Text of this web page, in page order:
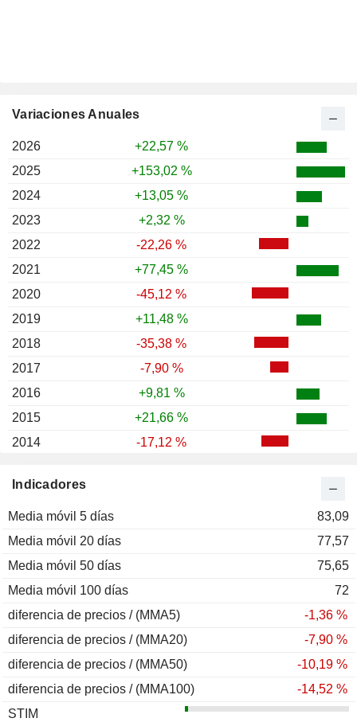
Indicadores
Media móvil 5 días
83,09
Media móvil 20 días
77,57
Media móvil 50 días
75,65
Media móvil 100 días
72
diferencia de precios / (MMA5)
-1,36 %
diferencia de precios / (MMA20)
-7,90 %
diferencia de precios / (MMA50)
-10,19 %
diferencia de precios / (MMA100)
-14,52 %
STIM
Variaciones Anuales
2026
+22,57 %
2025
+153,02 %
2024
+13,05 %
2023
+2,32 %
2022
-22,26 %
2021
+77,45 %
2020
-45,12 %
2019
+11,48 %
2018
-35,38 %
2017
-7,90 %
2016
+9,81 %
2015
+21,66 %
2014
-17,12 %
2012
2011
2010
2009
2008
2007
-23,07 %
2006
+23,77 %
2005
+39,56 %
2004
+6,36 %
2003
+26,13 %